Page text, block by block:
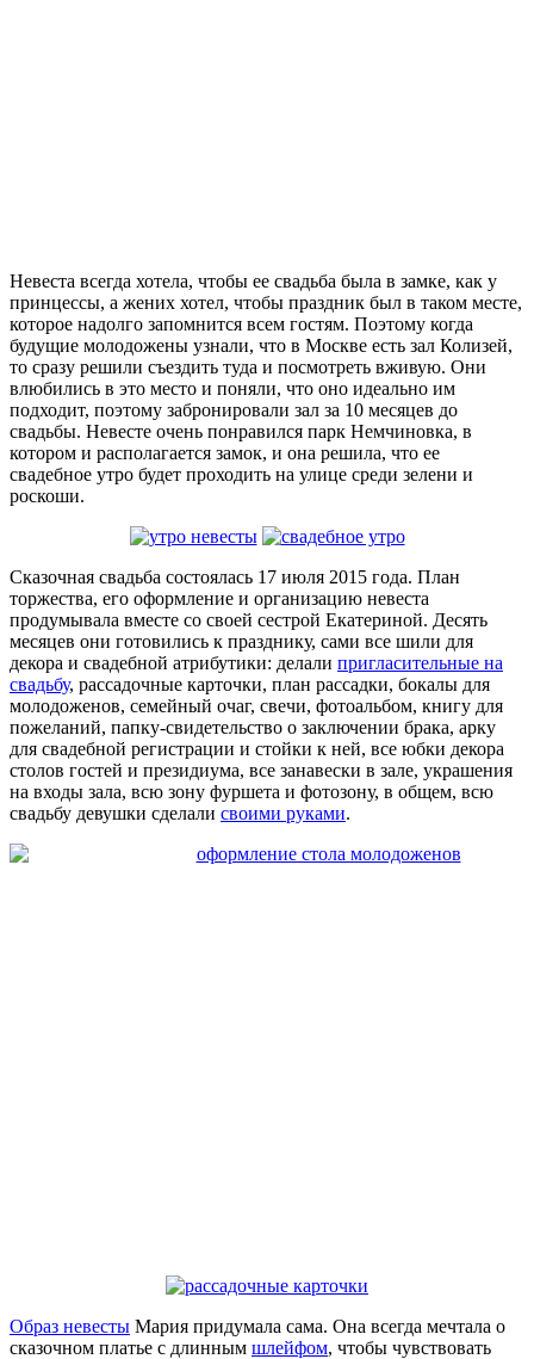
Невеста всегда хотела, чтобы ее свадьба была в замке, как у
принцессы, а жених хотел, чтобы праздник был в таком месте,
которое надолго запомнится всем гостям. Поэтому когда
будущие молодожены узнали, что в Москве есть зал Колизей,
то сразу решили съездить туда и посмотреть вживую. Они
влюбились в это место и поняли, что оно идеально им
подходит, поэтому забронировали зал за 10 месяцев до
свадьбы. Невесте очень понравился парк Немчиновка, в
котором и располагается замок, и она решила, что ее
свадебное утро будет проходить на улице среди зелени и
роскоши.
Сказочная свадьба состоялась 17 июля 2015 года. План
торжества, его оформление и организацию невеста
продумывала вместе со своей сестрой Екатериной. Десять
месяцев они готовились к празднику, сами все шили для
декора и свадебной атрибутики: делали пригласительные на
свадьбу, рассадочные карточки, план рассадки, бокалы для
молодоженов, семейный очаг, свечи, фотоальбом, книгу для
пожеланий, папку-свидетельство о заключении брака, арку
для свадебной регистрации и стойки к ней, все юбки декора
столов гостей и президиума, все занавески в зале, украшения
на входы зала, всю зону фуршета и фотозону, в общем, всю
свадьбу девушки сделали своими руками.
Образ невесты Мария придумала сама. Она всегда мечтала о
сказочном платье с длинным шлейфом, чтобы чувствовать